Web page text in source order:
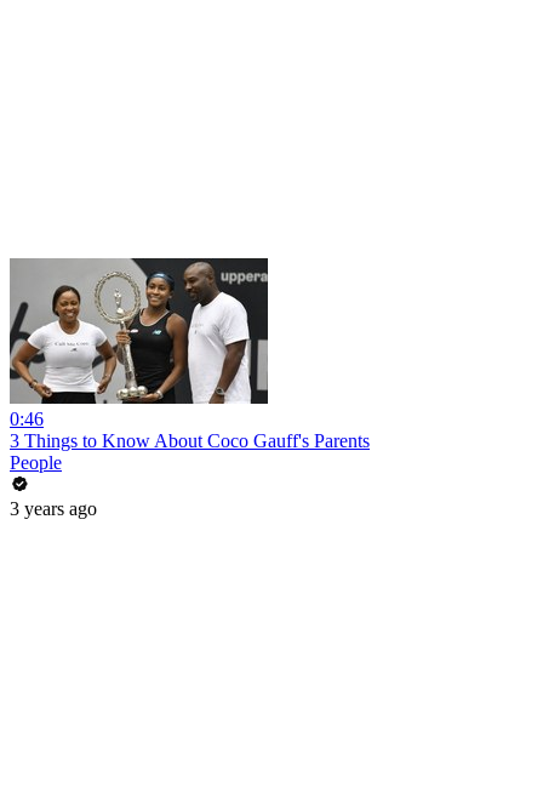
0:46
3 Things to Know About Coco Gauff's Parents
People
3 years ago